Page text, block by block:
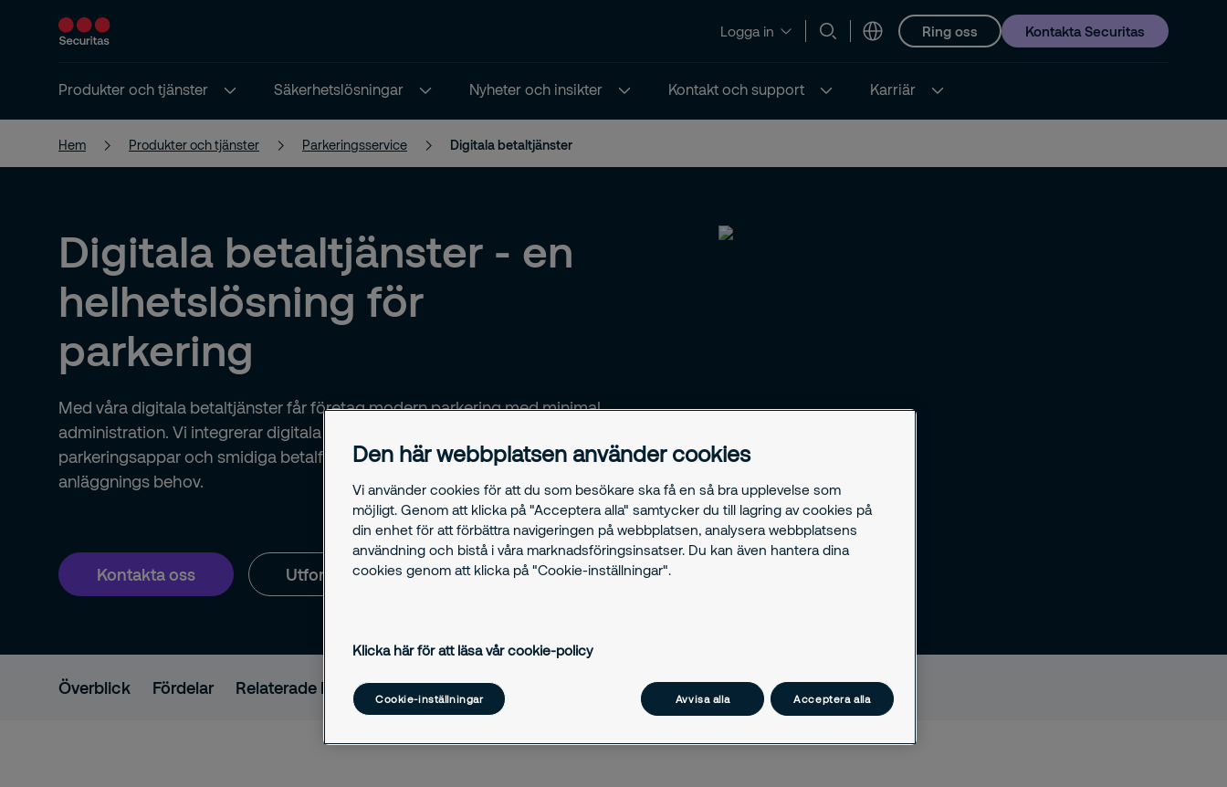
Logga in Ring oss Kontakta Securitas
Produkter och tjänster Säkerhetslösningar Nyheter och insikter Kontakt och support Karriär
Hem Produkter och tjänster Parkeringsservice Digitala betaltjänster
Digitala betaltjänster - en
helhetslösning för
parkering
Med våra digitala betaltjänster får företag modern parkering med minimal
administration. Vi integrerar digitala tillstånd, marknadsledande
parkeringsappar och smidiga betalflöden anpassade efter varje
anläggnings behov.
Kontakta oss Utforska våra säkerhetslösningar
Överblick Fördelar Relaterade lösningar FAQ Kontakta oss
Den här webbplatsen använder cookies
Vi använder cookies för att du som besökare ska få en så bra upplevelse som
möjligt. Genom att klicka på "Acceptera alla" samtycker du till lagring av cookies på
din enhet för att förbättra navigeringen på webbplatsen, analysera webbplatsens
användning och bistå i våra marknadsföringsinsatser. Du kan även hantera dina
cookies genom att klicka på "Cookie-inställningar".
Klicka här för att läsa vår cookie-policy
Cookie-inställningar Avvisa alla Acceptera alla